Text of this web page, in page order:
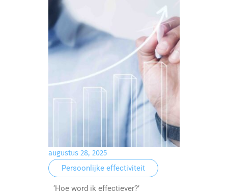
augustus 28, 2025
Persoonlijke effectiviteit
‘Hoe word ik effectiever?’